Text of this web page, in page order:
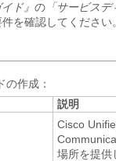
ド』 の 「サービスデ
を確認してください。
の作成：
説明
Cisco
場所を提供